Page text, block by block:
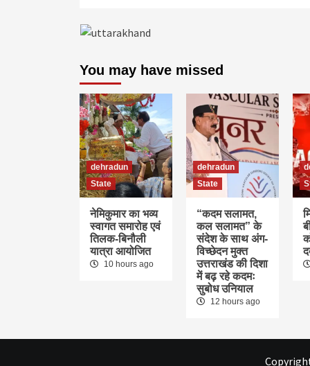
You may have missed
dehradun
State
नेमिकुमार का भव्य
स्वागत समारोह एवं
तिलक-बिनौली
यात्रा आयोजित
10 hours ago
dehradun
State
“कदम सलामत,
कल सलामत” के
संदेश के साथ अंग-
विच्छेदन मुक्त
उत्तराखंड की दिशा
में बढ़ रहे कदमः
सुबोध उनियाल
12 hours ago